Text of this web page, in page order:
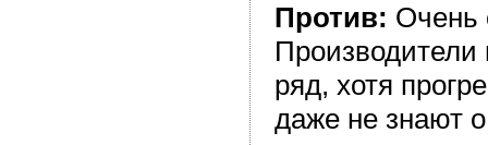
Против: Очень
ряд, хотя
даже не знают